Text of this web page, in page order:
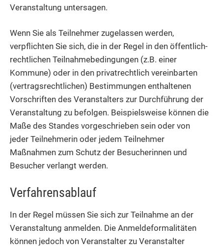
Veranstaltung untersagen.
Wenn Sie als Teilnehmer zugelassen werden,
verpflichten Sie sich, die in der Regel in den öffentlich-
rechtlichen Teilnahmebedingungen (z.B. einer
Kommune) oder in den privatrechtlich vereinbarten
(vertragsrechtlichen) Bestimmungen enthaltenen
Vorschriften des Veranstalters zur Durchführung der
Veranstaltung zu befolgen. Beispielsweise können die
Maße des Standes vorgeschrieben sein oder von
jeder Teilnehmerin oder jedem Teilnehmer
Maßnahmen zum Schutz der Besucherinnen und
Besucher verlangt werden.
Verfahrensablauf
In der Regel müssen Sie sich zur Teilnahme an der
Veranstaltung anmelden. Die Anmeldeformalitäten
können jedoch von Veranstalter zu Veranstalter